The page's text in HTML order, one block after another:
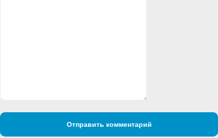
Отправить комментарий